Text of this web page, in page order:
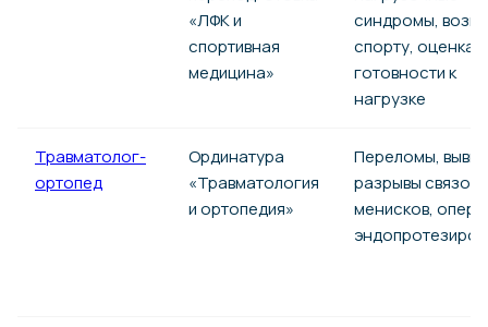
«ЛФК и
спортивная
медицина»
синдромы,
спорту, оценка
готовности к
нагрузке
Травматолог-
ортопед
Ординатура
«Травматология
и ортопедия»
Переломы,
разрывы связок
менисков,